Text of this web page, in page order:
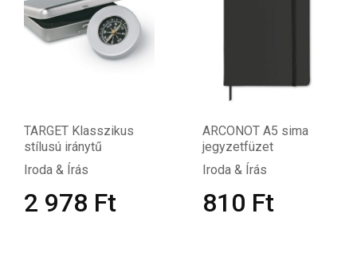
TARGET Klasszikus
stílusú iránytű
Iroda & Írás
2 978 Ft
ARCONOT A5 sima
jegyzetfüzet
Iroda & Írás
810 Ft